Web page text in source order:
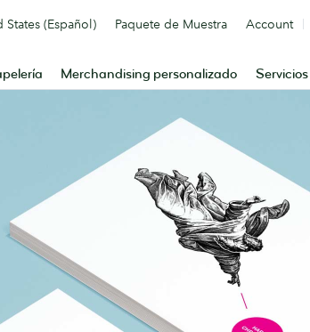
Merchandising personalizado Servicios
States (Español) Paquete de Muestra Account